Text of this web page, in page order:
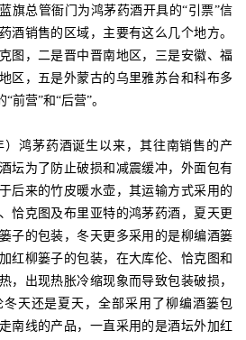
旗总管衙门为鸿茅药酒开具的“引票”信
酒销售的区域，主要有这么几个地方。
图，二是晋中晋南地区，三是安徽、福
区，五是外蒙古的乌里雅苏台和科布多
前营”和“后营”。
鸿茅药酒诞生以来，其往南销售的产
坛为了防止破损和减震缓冲，外面包有
后来的竹皮暖水壶，其运输方式采用的
恰克图及布里亚特的鸿茅药酒，夏天更
子的包装，冬天更多采用的是柳编酒篓
红柳篓子的包装，在大库伦、恰克图和
，出现热胀冷缩现象而导致包装破损，
天还是夏天，全部采用了柳编酒篓包
南线的产品，一直采用的是酒坛外加红